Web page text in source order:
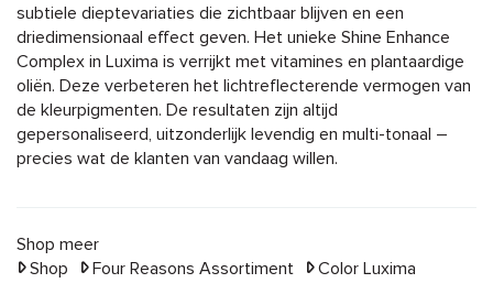
subtiele dieptevariaties die zichtbaar blijven en een
driedimensionaal effect geven. Het unieke Shine Enhance
Complex in Luxima is verrijkt met vitamines en plantaardige
oliën. Deze verbeteren het lichtreflecterende vermogen van
de kleurpigmenten. De resultaten zijn altijd
gepersonaliseerd, uitzonderlijk levendig en multi-tonaal –
precies wat de klanten van vandaag willen.
Shop meer
Shop
Four Reasons Assortiment Color Luxima